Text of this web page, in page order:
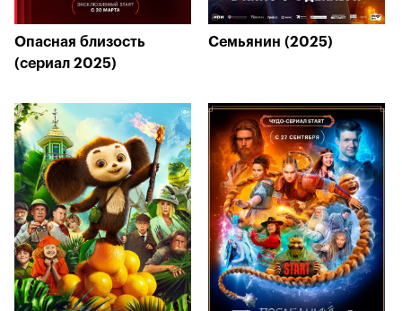
Опасная близость
(сериал 2025)
Семьянин (2025)